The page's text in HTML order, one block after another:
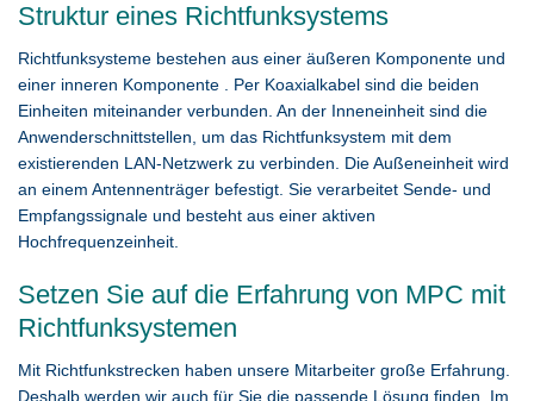
Struktur eines Richtfunksystems
Richtfunksysteme bestehen aus einer äußeren Komponente und
einer inneren Komponente . Per Koaxialkabel sind die beiden
Einheiten miteinander verbunden. An der Inneneinheit sind die
Anwenderschnittstellen, um das Richtfunksystem mit dem
existierenden LAN-Netzwerk zu verbinden. Die Außeneinheit wird
an einem Antennenträger befestigt. Sie verarbeitet Sende- und
Empfangssignale und besteht aus einer aktiven
Hochfrequenzeinheit.
Setzen Sie auf die Erfahrung von MPC mit
Richtfunksystemen
Mit Richtfunkstrecken haben unsere Mitarbeiter große Erfahrung.
Deshalb werden wir auch für Sie die passende Lösung finden. Im